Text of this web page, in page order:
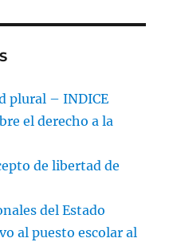
plural – INDICE
el derecho a la
de libertad de
del Estado
al puesto escolar al